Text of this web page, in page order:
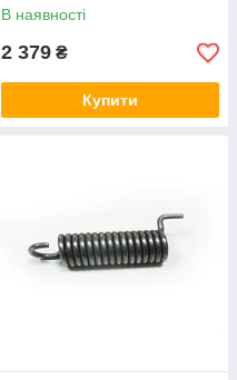
17307720
В наявності
2 379 ₴
Купити